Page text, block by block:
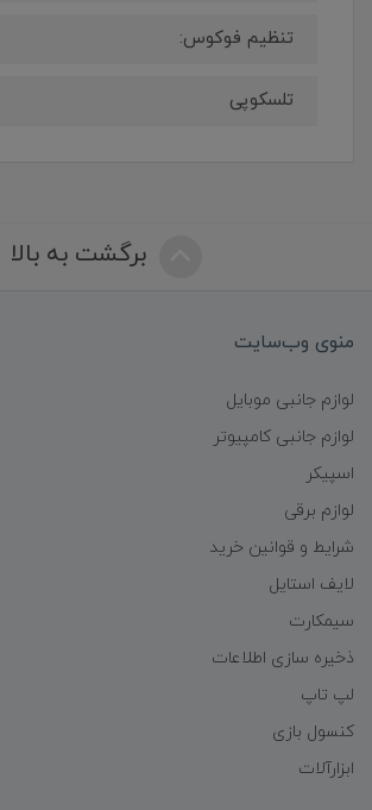
تنظیم فوکوس:
تلسکوپی
برگشت به بالا
منوی وب‌سایت
لوازم جانبی موبایل
لوازم جانبی کامپیوتر
اسپیکر
لوازم برقی
شرایط و قوانین خرید
لایف استایل
سیمکارت
ذخیره سازی اطلاعات
لپ تاپ
کنسول بازی
ابزارآلات